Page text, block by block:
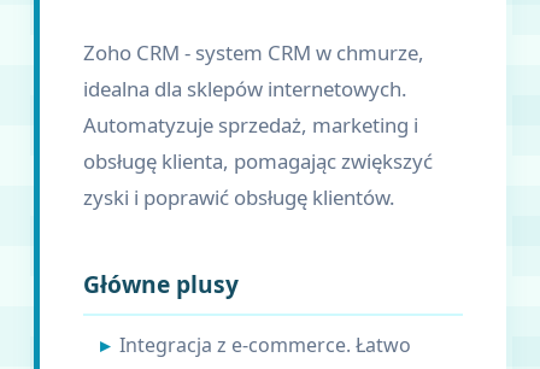
Zoho CRM - system CRM w chmurze,
idealna dla sklepów internetowych.
Automatyzuje sprzedaż, marketing i
obsługę klienta, pomagając zwiększyć
zyski i poprawić obsługę klientów.
Główne plusy
Integracja z e-commerce. Łatwo